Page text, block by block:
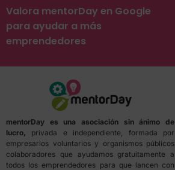
Valora mentorDay en Google
para ayudar a más
emprendedores
mentorDay es una asociación sin ánimo de
lucro, privada e independiente, formada por
empresarios voluntarios y organismos públicos
colaboradores que ayudamos gratuitamente a
todos los emprendedores para que lancen con